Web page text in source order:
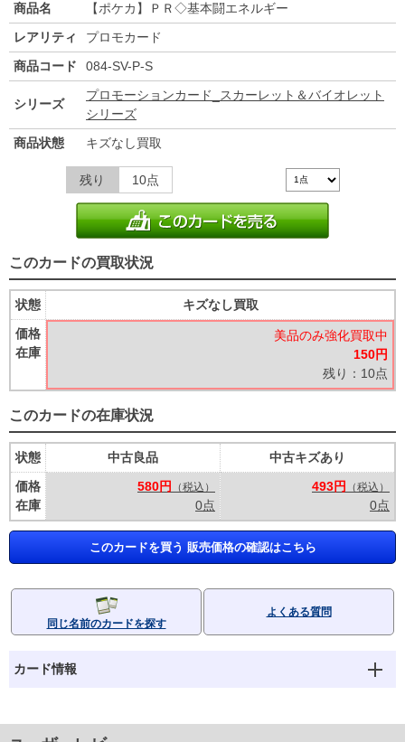
商品名
【ポケカ】ＰＲ◇基本闘エネルギー
レアリティ
プロモカード
商品コード
084-SV-P-S
シリーズ
プロモーションカード_スカーレット＆バイオレット
シリーズ
商品状態
キズなし買取
残り 10点
このカードの買取状況
状態
価格
在庫
キズなし買取
美品のみ強化買取中
150円
残り：10点
このカードの在庫状況
状態
価格
在庫
中古良品
580円
（税込）
0点
中古キズあり
493円
（税込）
0点
このカードを買う 販売価格の確認はこちら
同じ名前のカードを探す
よくある質問
カード情報